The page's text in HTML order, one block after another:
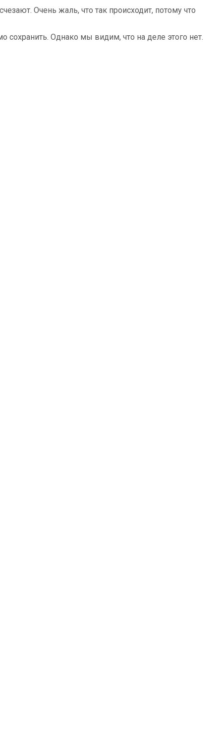
Очень жаль, что так происходит, потому что
сохранить. Однако мы видим, что на деле этого нет.